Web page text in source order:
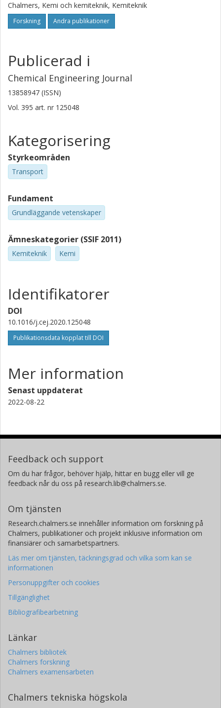
Chalmers, Kemi och kemiteknik, Kemiteknik
Forskning Andra publikationer
Publicerad i
Chemical Engineering Journal
13858947 (ISSN)
Vol. 395 art. nr 125048
Kategorisering
Styrkeområden
Transport
Fundament
Grundläggande vetenskaper
Ämneskategorier (SSIF 2011)
Kemiteknik Kemi
Identifikatorer
DOI
10.1016/j.cej.2020.125048
Publikationsdata kopplat till DOI
Mer information
Senast uppdaterat
2022-08-22
Feedback och support
Om du har frågor, behöver hjälp, hittar en bugg eller vill ge
feedback når du oss på research.lib@chalmers.se.
Om tjänsten
Research.chalmers.se innehåller information om forskning på
Chalmers, publikationer och projekt inklusive information om
finansiärer och samarbetspartners.
Läs mer om tjänsten, täckningsgrad och vilka som kan se
informationen
Personuppgifter och cookies
Tillgänglighet
Bibliografibearbetning
Länkar
Chalmers bibliotek
Chalmers forskning
Chalmers examensarbeten
Chalmers tekniska högskola